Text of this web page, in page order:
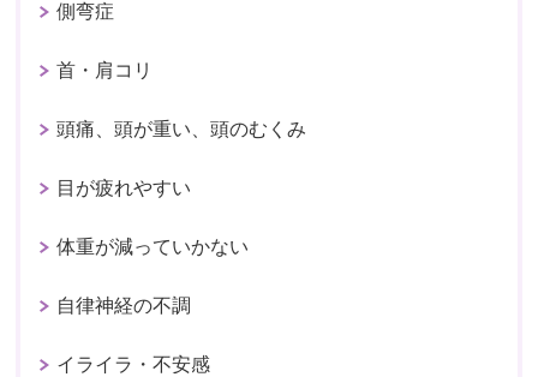
側弯症
首・肩コリ
頭痛、頭が重い、頭のむくみ
目が疲れやすい
体重が減っていかない
自律神経の不調
イライラ・不安感